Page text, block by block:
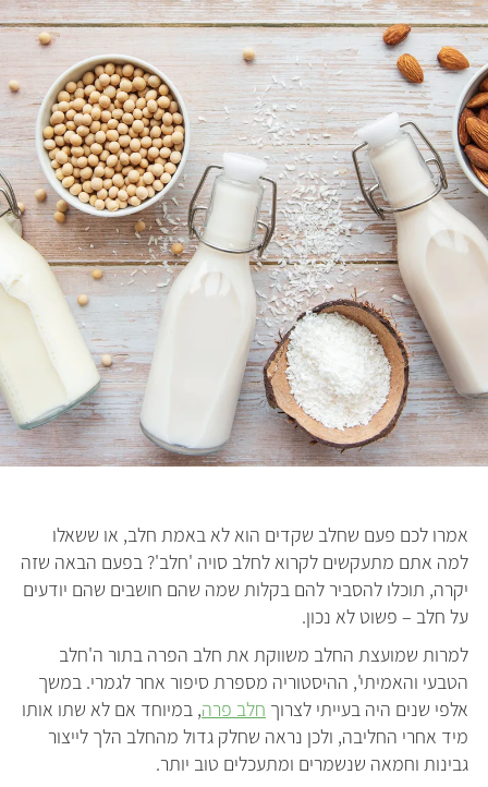
אמרו לכם פעם שחלב שקדים הוא לא באמת חלב, או ששאלו
למה אתם מתעקשים לקרוא לחלב סויה 'חלב'? בפעם הבאה שזה
יקרה, תוכלו להסביר להם בקלות שמה שהם חושבים שהם יודעים
על חלב – פשוט לא נכון.
למרות שמועצת החלב משווקת את חלב הפרה בתור ה'חלב
הטבעי והאמיתי', ההיסטוריה מספרת סיפור אחר לגמרי. במשך
אלפי שנים היה בעייתי לצרוך חלב פרה, במיוחד אם לא שתו אותו
מיד אחרי החליבה, ולכן נראה שחלק גדול מהחלב הלך לייצור
גבינות וחמאה שנשמרים ומתעכלים טוב יותר.